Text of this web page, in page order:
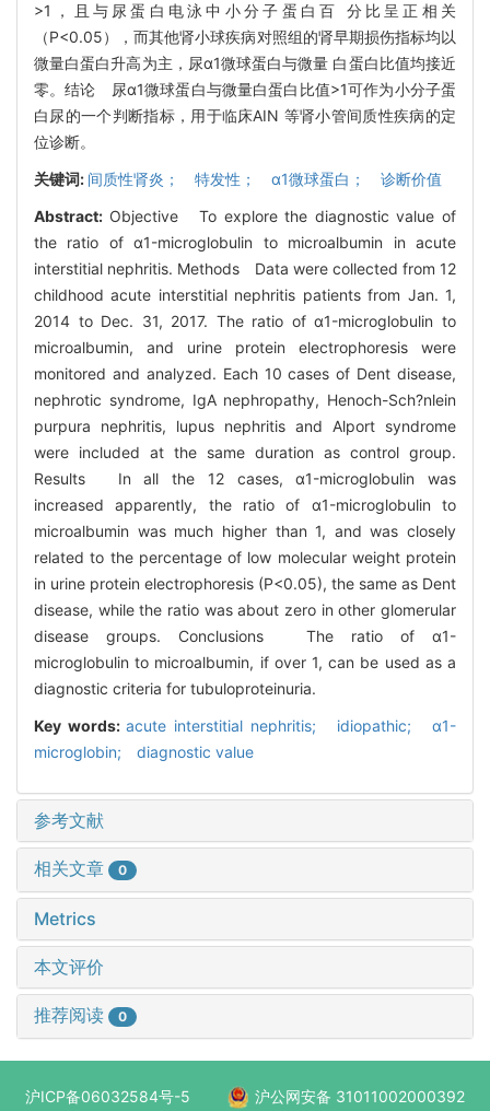
>1，且与尿蛋白电泳中小分子蛋白百 分比呈正相关
（P<0.05），而其他肾小球疾病对照组的肾早期损伤指标均以
微量白蛋白升高为主，尿α1微球蛋白与微量 白蛋白比值均接近
零。结论 尿α1微球蛋白与微量白蛋白比值>1可作为小分子蛋
白尿的一个判断指标，用于临床AIN 等肾小管间质性疾病的定
位诊断。
关键词: 间质性肾炎； 特发性； α1微球蛋白； 诊断价值
Abstract: Objective To explore the diagnostic value of
the ratio of α1-microglobulin to microalbumin in acute
interstitial nephritis. Methods Data were collected from 12
childhood acute interstitial nephritis patients from Jan. 1,
2014 to Dec. 31, 2017. The ratio of α1-microglobulin to
microalbumin, and urine protein electrophoresis were
monitored and analyzed. Each 10 cases of Dent disease,
nephrotic syndrome, IgA nephropathy, Henoch-Sch?nlein
purpura nephritis, lupus nephritis and Alport syndrome
were included at the same duration as control group.
Results In all the 12 cases, α1-microglobulin was
increased apparently, the ratio of α1-microglobulin to
microalbumin was much higher than 1, and was closely
related to the percentage of low molecular weight protein
in urine protein electrophoresis (P<0.05), the same as Dent
disease, while the ratio was about zero in other glomerular
disease groups. Conclusions The ratio of α1-
microglobulin to microalbumin, if over 1, can be used as a
diagnostic criteria for tubuloproteinuria.
Key words:acute interstitial nephritis; idiopathic; α1-
microglobin; diagnostic value
参考文献
相关文章 0
Metrics
本文评价
推荐阅读 0
沪ICP备06032584号-5 沪公网安备 31011002000392